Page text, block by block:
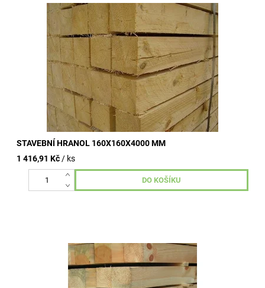
Stavební hranoly omítané, nehoblované, vzduchosuché.
Kvalitní dřevo od dlouhodobě ověřených výrobních závodů.
Široké využití ve...
STAVEBNÍ HRANOL 160X160X4000 MM
1 416,91 Kč / ks
Stavební hranoly omítané, nehoblované, vzduchosuché.
Kvalitní dřevo od dlouhodobě ověřených výrobních závodů.
Široké využití ve...